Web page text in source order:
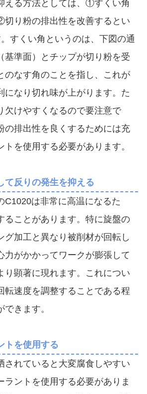
える方法としては、①すくい角
り粉の排出性を改善するとい
すくい角というのは、下図の通
基準面）とチップが切り粉を受
のなす角のことを指し、これが
になり切れ味が上がります。た
欠けやすくなるので要注意で
の排出性を良くするためには充
を使用する必要があります。
反りの発生を抑える
C1020は非常に高温になるた
ることがあります。特に旋盤の
グ加工と異なり被削材が回転し
力がかかってワークが膨張して
り顕著に現れます。これについ
転速度を調整することである程
きます。
トを使用する
されていると大変腐食しやすい
ラントを使用する必要がありま